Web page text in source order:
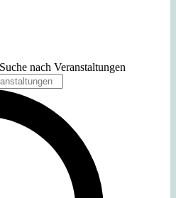
nach Veranstaltungen